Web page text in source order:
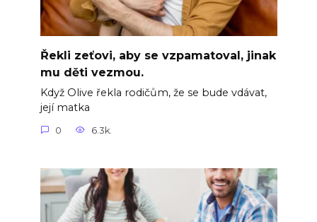
Řekli zeťovi, aby se vzpamatoval, jinak
mu děti vezmou.
Když Olive řekla rodičům, že se bude vdávat,
její matka
0 6.3k.